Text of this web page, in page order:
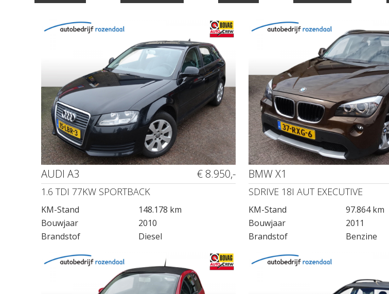
AUDI A3 € 8.950,-
1.6 TDI 77KW SPORTBACK
KM-Stand
148.178 km
Bouwjaar
2010
Brandstof
Diesel
BMW X1
SDRIVE 18I AUT EXECUTIVE
KM-Stand
97.864 km
Bouwjaar
2011
Brandstof
Benzine